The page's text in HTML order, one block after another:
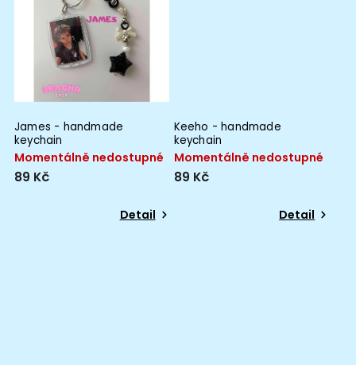
James - handmade
keychain
Momentálně nedostupné
89 Kč
Detail
Keeho - handmade
keychain
Momentálně nedostupné
89 Kč
Detail